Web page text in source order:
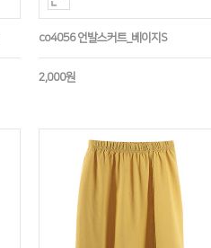
co4056 언발스커트_베이지S
2,000원